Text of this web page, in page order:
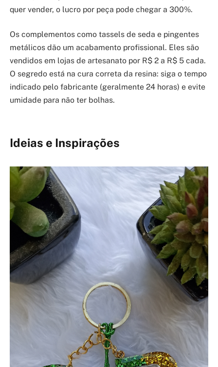
quer vender, o lucro por peça pode chegar a 300%.
Os complementos como tassels de seda e pingentes
metálicos dão um acabamento profissional. Eles são
vendidos em lojas de artesanato por R$ 2 a R$ 5 cada.
O segredo está na cura correta da resina: siga o tempo
indicado pelo fabricante (geralmente 24 horas) e evite
umidade para não ter bolhas.
Ideias e Inspirações